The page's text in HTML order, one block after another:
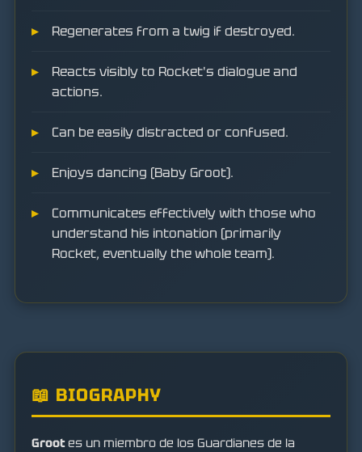
Regenerates from a twig if destroyed.
Reacts visibly to Rocket's dialogue and
actions.
Can be easily distracted or confused.
Enjoys dancing (Baby Groot).
Communicates effectively with those who
understand his intonation (primarily
Rocket, eventually the whole team).
📖 BIOGRAPHY
Grootes un miembro de los Guardianes de la